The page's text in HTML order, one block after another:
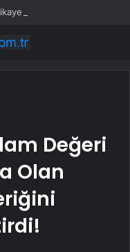
Dizisine Övgü
Değeri
Olan